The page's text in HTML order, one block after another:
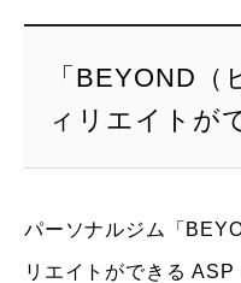
「BEYOND
ィリエイトが
パーソナルジム「
リエイトができる